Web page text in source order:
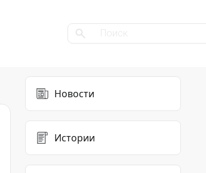
Новости
Истории